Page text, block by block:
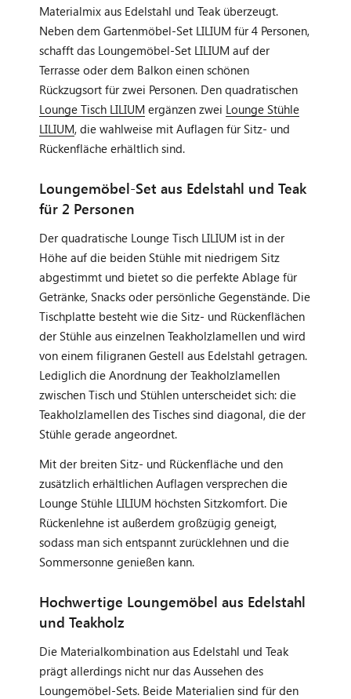
Materialmix aus Edelstahl und Teak überzeugt.
Neben dem Gartenmöbel-Set LILIUM für 4 Personen,
schafft das Loungemöbel-Set LILIUM auf der
Terrasse oder dem Balkon einen schönen
Rückzugsort für zwei Personen. Den quadratischen
Lounge Tisch LILIUM ergänzen zwei Lounge Stühle
LILIUM, die wahlweise mit Auflagen für Sitz- und
Rückenfläche erhältlich sind.
Loungemöbel-Set aus Edelstahl und Teak
für 2 Personen
Der quadratische Lounge Tisch LILIUM ist in der
Höhe auf die beiden Stühle mit niedrigem Sitz
abgestimmt und bietet so die perfekte Ablage für
Getränke, Snacks oder persönliche Gegenstände. Die
Tischplatte besteht wie die Sitz- und Rückenflächen
der Stühle aus einzelnen Teakholzlamellen und wird
von einem filigranen Gestell aus Edelstahl getragen.
Lediglich die Anordnung der Teakholzlamellen
zwischen Tisch und Stühlen unterscheidet sich: die
Teakholzlamellen des Tisches sind diagonal, die der
Stühle gerade angeordnet.
Mit der breiten Sitz- und Rückenfläche und den
zusätzlich erhältlichen Auflagen versprechen die
Lounge Stühle LILIUM höchsten Sitzkomfort. Die
Rückenlehne ist außerdem großzügig geneigt,
sodass man sich entspannt zurücklehnen und die
Sommersonne genießen kann.
Hochwertige Loungemöbel aus Edelstahl
und Teakholz
Die Materialkombination aus Edelstahl und Teak
prägt allerdings nicht nur das Aussehen des
Loungemöbel-Sets. Beide Materialien sind für den